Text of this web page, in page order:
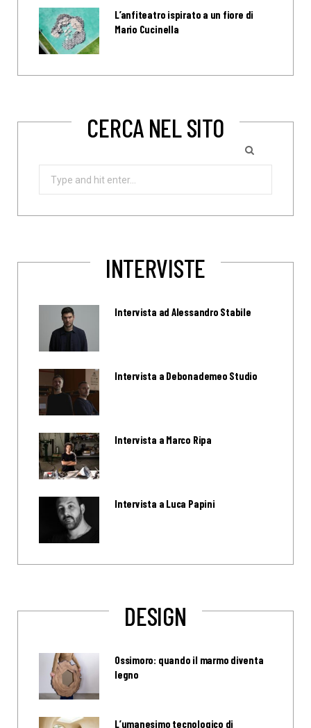
L’anfiteatro ispirato a un fiore di
Mario Cucinella
CERCA NEL SITO
INTERVISTE
Intervista ad Alessandro Stabile
Intervista a Debonademeo Studio
Intervista a Marco Ripa
Intervista a Luca Papini
DESIGN
Ossimoro: quando il marmo diventa
legno
L’umanesimo tecnologico di